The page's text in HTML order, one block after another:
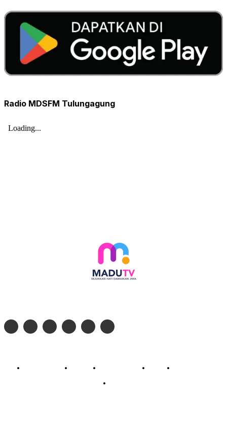
Radio MDSFM Tulungagung
Profil Madu TV Redaksi Pedoman Siber Kontak